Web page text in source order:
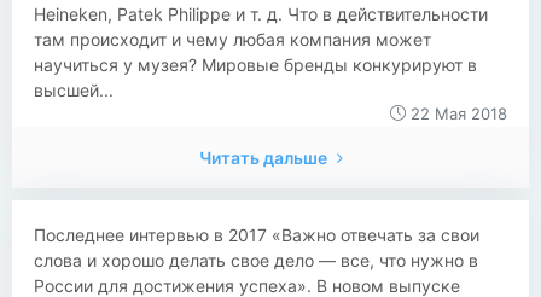
Heineken, Patek Philippe и т. д. Что в действительности
там происходит и чему любая компания может
научиться у музея? Мировые бренды конкурируют в
высшей...
22 Мая 2018
Читать дальше
Последнее интервью в 2017 «Важно отвечать за свои
слова и хорошо делать свое дело — все, что нужно в
России для достижения успеха». В новом выпуске